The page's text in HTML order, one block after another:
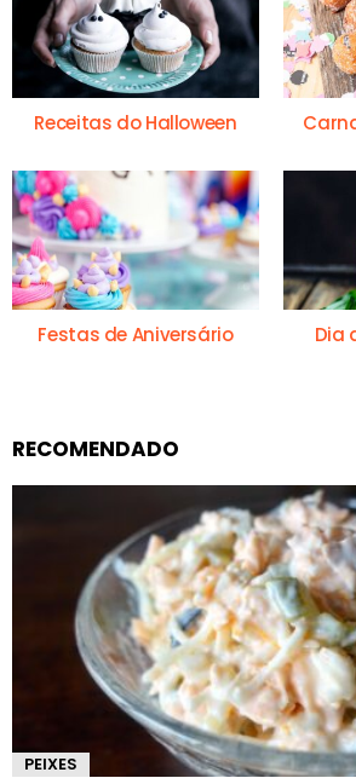
Receitas do Halloween
Festas de Aniversário Dia
RECOMENDADO
PEIXES